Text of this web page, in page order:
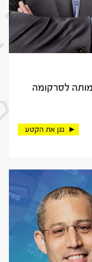
לסרקומה
נגן את הקטע